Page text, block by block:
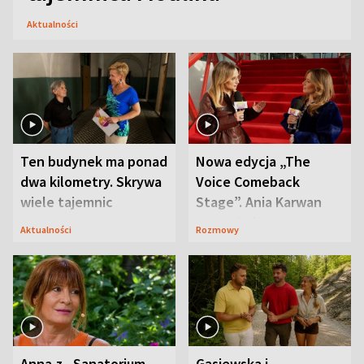
Aktualności
Ten budynek ma ponad
dwa kilometry. Skrywa
wiele tajemnic
Aktualności
Nowa edycja „The
Voice Comeback
Stage”. Ania Karwan
zapowiada
Rozmowy